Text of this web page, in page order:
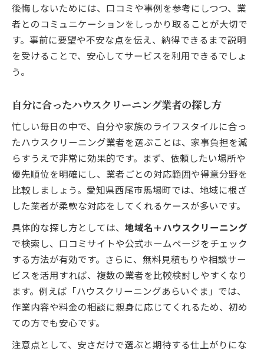
後悔しないためには、口コミや事例を参考にしつつ、業
者とのコミュニケーションをしっかり取ることが大切で
す。事前に要望や不安な点を伝え、納得できるまで説明
を受けることで、安心してサービスを利用できるでしょ
う。
自分に合ったハウスクリーニング業者の探し方
忙しい毎日の中で、自分や家族のライフスタイルに合っ
たハウスクリーニング業者を選ぶことは、家事負担を減
らすうえで非常に効果的です。まず、依頼したい場所や
優先順位を明確にし、業者ごとの対応範囲や得意分野を
比較しましょう。愛知県西尾市馬場町では、地域に根ざ
した業者が柔軟な対応をしてくれるケースが多いです。
具体的な探し方としては、 地域名＋ハウスクリーニング
で検索し、口コミサイトや公式ホームページをチェック
する方法が有効です。さらに、無料見積もりや相談サー
ビスを活用すれば、複数の業者を比較検討しやすくなり
ます。例えば「ハウスクリーニングあらいぐま」では、
作業内容や料金の相談に親身に応じてくれるため、初め
ての方でも安心です。
注意点として、安さだけで選ぶと期待する仕上がりにな